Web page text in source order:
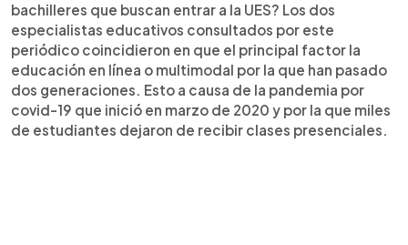
bachilleres que buscan entrar a la UES? Los dos
especialistas educativos consultados por este
periódico coincidieron en que el principal factor la
educación en línea o multimodal por la que han pasado
dos generaciones. Esto a causa de la pandemia por
covid-19 que inició en marzo de 2020 y por la que miles
de estudiantes dejaron de recibir clases presenciales.